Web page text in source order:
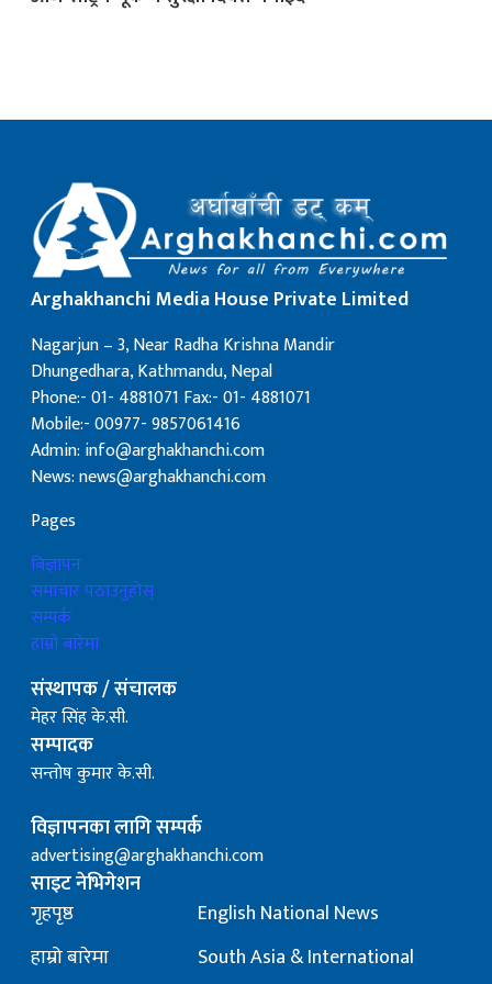
News
Arghakhanchi Media House Private Limited
Nagarjun – 3, Near Radha Krishna Mandir
Dhungedhara, Kathmandu, Nepal
Phone:- 01- 4881071 Fax:- 01- 4881071
Mobile:- 00977- 9857061416
Admin: info@arghakhanchi.com
News: news@arghakhanchi.com
Pages
बिज्ञापन
समाचार पठाउनुहोस्
सम्पर्क
हाम्रो बारेमा
संस्थापक / संचालक
मेहर सिंह के.सी.
सम्पादक
सन्तोष कुमार के.सी.
विज्ञापनका लागि सम्पर्क
advertising@arghakhanchi.com
साइट नेभिगेशन
गृहपृष्ठ
हाम्रो बारेमा
English National News
South Asia & International